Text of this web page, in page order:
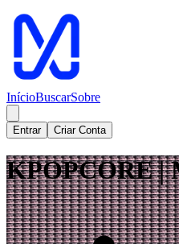
InícioBuscarSobre
Entrar Criar Conta
KPOPCORE |